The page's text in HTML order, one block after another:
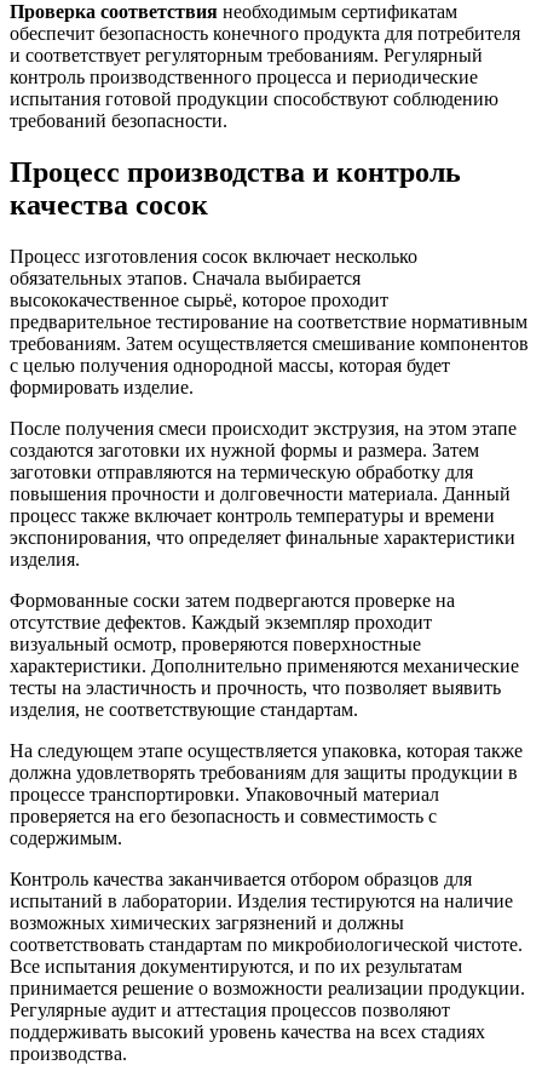
Проверка соответствия необходимым сертификатам
обеспечит безопасность конечного продукта для потребителя
и соответствует регуляторным требованиям. Регулярный
контроль производственного процесса и периодические
испытания готовой продукции способствуют соблюдению
требований безопасности.
Процесс производства и контроль
качества сосок
Процесс изготовления сосок включает несколько
обязательных этапов. Сначала выбирается
высококачественное сырьё, которое проходит
предварительное тестирование на соответствие нормативным
требованиям. Затем осуществляется смешивание компонентов
с целью получения однородной массы, которая будет
формировать изделие.
После получения смеси происходит экструзия, на этом этапе
создаются заготовки их нужной формы и размера. Затем
заготовки отправляются на термическую обработку для
повышения прочности и долговечности материала. Данный
процесс также включает контроль температуры и времени
экспонирования, что определяет финальные характеристики
изделия.
Формованные соски затем подвергаются проверке на
отсутствие дефектов. Каждый экземпляр проходит
визуальный осмотр, проверяются поверхностные
характеристики. Дополнительно применяются механические
тесты на эластичность и прочность, что позволяет выявить
изделия, не соответствующие стандартам.
На следующем этапе осуществляется упаковка, которая также
должна удовлетворять требованиям для защиты продукции в
процессе транспортировки. Упаковочный материал
проверяется на его безопасность и совместимость с
содержимым.
Контроль качества заканчивается отбором образцов для
испытаний в лаборатории. Изделия тестируются на наличие
возможных химических загрязнений и должны
соответствовать стандартам по микробиологической чистоте.
Все испытания документируются, и по их результатам
принимается решение о возможности реализации продукции.
Регулярные аудит и аттестация процессов позволяют
поддерживать высокий уровень качества на всех стадиях
производства.